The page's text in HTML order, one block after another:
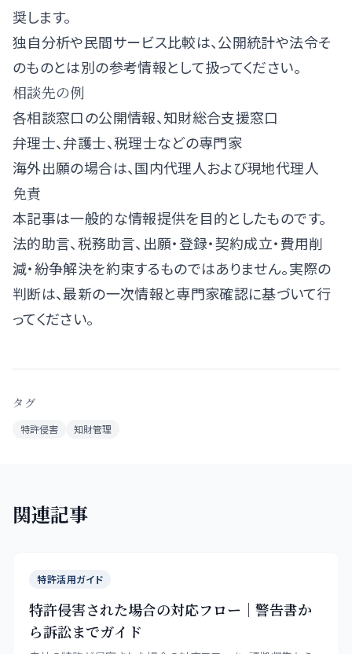
奨します。
独自分析や民間サービス比較は、公開統計や法令そ
のものとは別の参考情報として扱ってください。
相談先の例
各相談窓口の公開情報、知財総合支援窓口
弁理士、弁護士、税理士などの専門家
海外出願の場合は、国内代理人および現地代理人
免責
本記事は一般的な情報提供を目的としたものです。
法的助言、税務助言、出願・登録・契約成立・費用削
減・紛争解決を約束するものではありません。実際の
判断は、最新の一次情報と専門家確認に基づいて行
ってください。
タグ
特許侵害 知財管理
関連記事
特許活用ガイド
特許侵害された場合の対応フロー｜警告書か
ら訴訟までガイド